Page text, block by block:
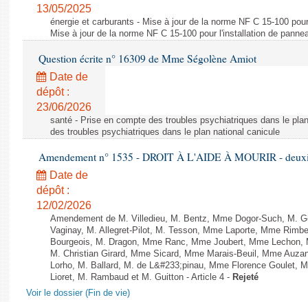
13/05/2025
énergie et carburants - Mise à jour de la norme NF C 15-100
Mise à jour de la norme NF C 15-100 pour l'installation de
Question écrite n° 16309 de Mme Ségolène Amiot
Date de
dépôt :
23/06/2026
santé - Prise en compte des troubles psychiatriques dans le
des troubles psychiatriques dans le plan national canicule
Amendement n° 1535 - DROIT À L'AIDE À MOURIR -
Date de
dépôt :
12/02/2026
Amendement de M. Villedieu, M. Bentz, Mme Dogor-Such, M.
Vaginay, M. Allegret-Pilot, M. Tesson, Mme Laporte, Mme
Bourgeois, M. Dragon, Mme Ranc, Mme Joubert, Mme
M. Christian Girard, Mme Sicard, Mme Marais-Beuil, Mme
Lorho, M. Ballard, M. de L&#233;pinau, Mme Florence Goulet,
Lioret, M. Rambaud et M. Guitton - Article 4 - Rejeté
Voir le dossier (Fin de vie)